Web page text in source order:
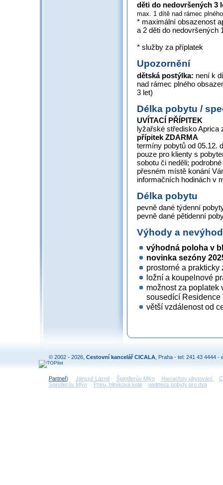
děti do nedovršených 3
max. 1 dítě nad rámec
* maximální obsazenost
a 2 děti do nedovršených
* služby za příplatek
Upozornění
dětská postýlka: není k
nad rámec plného
3 let)
Délka pobytu /
UVÍTACÍ PŘÍPITEK
lyžařské středisko
přípitek ZDARMA
termíny pobytů od 05.12.
pouze pro klienty s
sobotu či neděli;
přesném místě konání
informačních hodinách v
Délka pobytu
pevně dané týdenní
pevně dané pětidenní
Výhody a
výhodná poloha v
novinka sezóny
prostorné a
ložní a koupelnové
možnost za poplatek
sousedící
větší vzdálenost od
© 2002 - 2026, Cestovní kancelář CICALA , Praha - tel: 241 43 4444 -
Partneři: Jánské Lázně Špindlerův Mlýn Harrachov ubytování
Špindlerův Mlýn
Pneu, hliníková kola wellness pobyty pro dva